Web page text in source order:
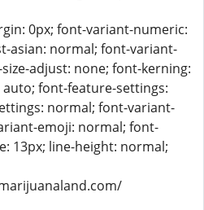
0px; font-variant-numeric:
asian: normal; font-variant-
adjust: none; font-kerning:
font-feature-settings:
normal; font-variant-
emoji: normal; font-
13px; line-height: normal;